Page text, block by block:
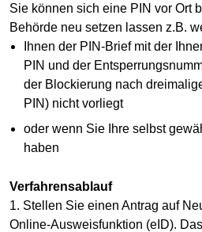
Sie können sich eine PIN vor Ort
Behörde neu setzen lassen z.B.
Ihnen der PIN-Brief mit der
PIN und der
der Blockierung nach
PIN) nicht vorliegt
oder wenn Sie Ihre selbst
haben
Verfahrensablauf
1. Stellen Sie einen Antrag auf
Online-Ausweisfunktion (eID).